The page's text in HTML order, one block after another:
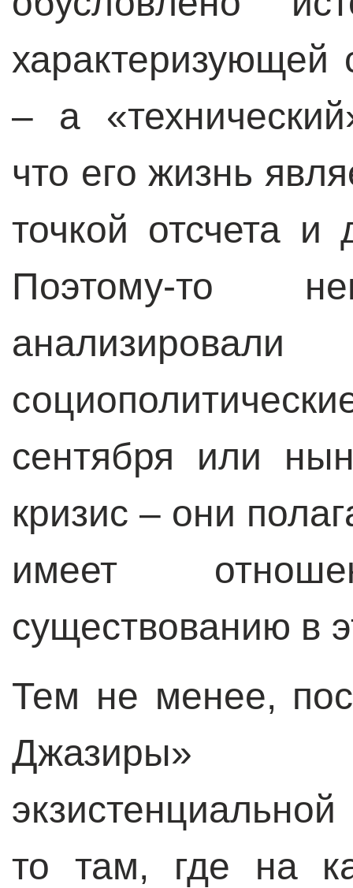
– а
что его жизнь
точкой отсчета и
Поэтому-то
сентября или
кризис – они
имеет
существованию в
Тем не менее,
Джазиры»
то там, где на